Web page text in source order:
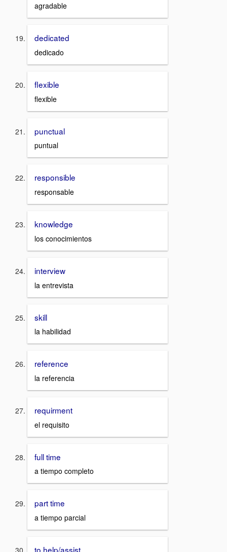
agradable
dedicated
dedicado
flexible
flexible
punctual
puntual
responsible
responsable
knowledge
los conocimientos
interview
la entrevista
skill
la habilidad
reference
la referencia
requirment
el requisito
full time
a tiempo completo
part time
a tiempo parcial
to help/assist